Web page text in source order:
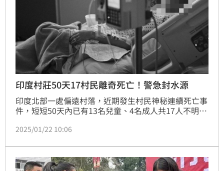
印度村莊50天17村民離奇死亡！警急封水源
印度北部一處偏遠村落，近期發生村民神秘連續死亡事
件，短短50天內已有13名兒童、4名成人共17人不明原
的住宅僅相距約1.5公里，引起村民恐慌，就連醫生也
關，目前當局已下令封閉泉水，禁止居民使用。
2025/01/22 10:06